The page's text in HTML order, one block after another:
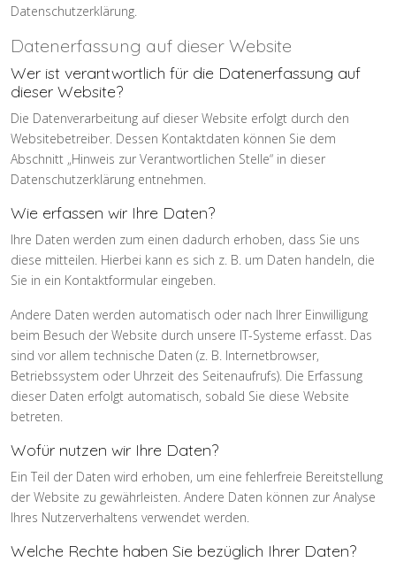
Datenschutzerklärung.
Datenerfassung auf dieser Website
Wer ist verantwortlich für die Datenerfassung auf
dieser Website?
Die Datenverarbeitung auf dieser Website erfolgt durch den
Websitebetreiber. Dessen Kontaktdaten können Sie dem
Abschnitt „Hinweis zur Verantwortlichen Stelle“ in dieser
Datenschutzerklärung entnehmen.
Wie erfassen wir Ihre Daten?
Ihre Daten werden zum einen dadurch erhoben, dass Sie uns
diese mitteilen. Hierbei kann es sich z. B. um Daten handeln, die
Sie in ein Kontaktformular eingeben.
Andere Daten werden automatisch oder nach Ihrer Einwilligung
beim Besuch der Website durch unsere IT-Systeme erfasst. Das
sind vor allem technische Daten (z. B. Internetbrowser,
Betriebssystem oder Uhrzeit des Seitenaufrufs). Die Erfassung
dieser Daten erfolgt automatisch, sobald Sie diese Website
betreten.
Wofür nutzen wir Ihre Daten?
Ein Teil der Daten wird erhoben, um eine fehlerfreie Bereitstellung
der Website zu gewährleisten. Andere Daten können zur Analyse
Ihres Nutzerverhaltens verwendet werden.
Welche Rechte haben Sie bezüglich Ihrer Daten?